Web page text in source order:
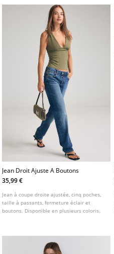
Jean Droit Ajuste A Boutons
35,99 €
Jean à coupe droite ajustée, cinq poches,
taille à passants, fermeture éclair et
boutons. Disponible en plusieurs coloris.